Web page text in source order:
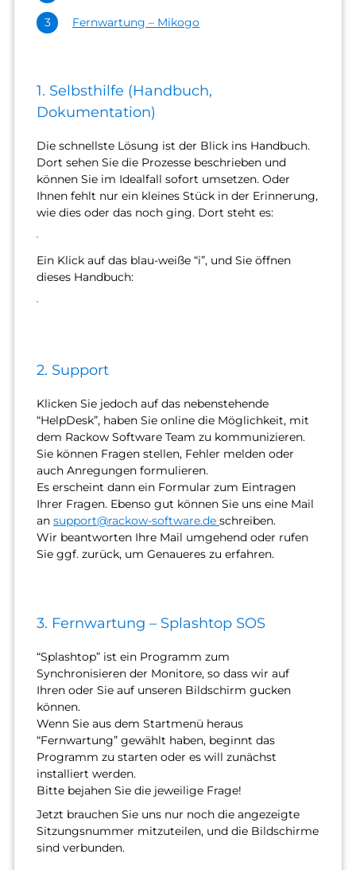
Fernwartung – Mikogo
1. Selbsthilfe (Handbuch,
Dokumentation)
Die schnellste Lösung ist der Blick ins Handbuch.
Dort sehen Sie die Prozesse beschrieben und
können Sie im Idealfall sofort umsetzen. Oder
Ihnen fehlt nur ein kleines Stück in der Erinnerung,
wie dies oder das noch ging. Dort steht es:
Ein Klick auf das blau-weiße “i”, und Sie öffnen
dieses Handbuch:
2. Support
Klicken Sie jedoch auf das nebenstehende
“HelpDesk”, haben Sie online die Möglichkeit, mit
dem Rackow Software Team zu kommunizieren.
Sie können Fragen stellen, Fehler melden oder
auch Anregungen formulieren.
Es erscheint dann ein Formular zum Eintragen
Ihrer Fragen. Ebenso gut können Sie uns eine Mail
an support@rackow-software.de schreiben.
Wir beantworten Ihre Mail umgehend oder rufen
Sie ggf. zurück, um Genaueres zu erfahren.
3. Fernwartung – Splashtop SOS
“Splashtop” ist ein Programm zum
Synchronisieren der Monitore, so dass wir auf
Ihren oder Sie auf unseren Bildschirm gucken
können.
Wenn Sie aus dem Startmenü heraus
“Fernwartung” gewählt haben, beginnt das
Programm zu starten oder es will zunächst
installiert werden.
Bitte bejahen Sie die jeweilige Frage!
Jetzt brauchen Sie uns nur noch die angezeigte
Sitzungsnummer mitzuteilen, und die Bildschirme
sind verbunden.